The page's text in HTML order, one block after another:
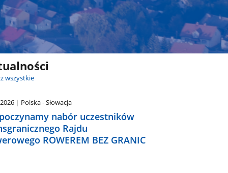
wszystkie
Polska - Słowacja
nabór uczestników
Rajdu
ROWEREM BEZ GRANIC